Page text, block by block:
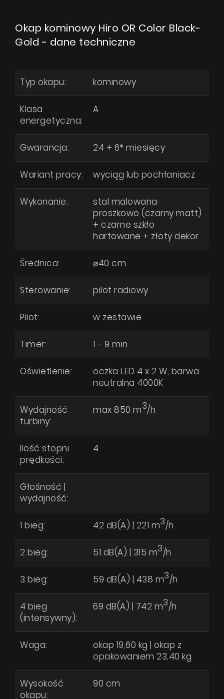
Produkty
Hiro OR Color Black-Gold
Pytanie o produkt
Okap kominowy Hiro OR Color Black-
Gold - dane techniczne
Typ okapu: kominowy
Klasa
energetyczna:
A
Gwarancja: 24 + 6* miesięcy
Wariant pracy: wyciąg lub pochłaniacz
Wykonanie:
stal malowana
proszkowo (czarny matt)
+ czarne szkło
hartowane + złoty dekor
Średnica: ⌀40 cm
Sterowanie: pilot radiowy
Pilot: w zestawie
Timer: 1 - 9 min
Oświetlenie:
oczka LED 4 x 2 W, barwa
neutralna 4000K
Wydajność
turbiny:
max 850 m3/h
Ilość stopni
prędkości:
4
Głośność |
wydajność:
1 bieg: 42 dB(A) | 221 m3/h
2 bieg: 51 dB(A) | 315 m3/h
3 bieg: 59 dB(A) | 438 m3/h
4 bieg
(intensywny):
69 dB(A) | 742 m3/h
Waga:
okap 19,60 kg | okap z
opakowaniem 23,40 kg
Wysokość
okapu:
90 cm